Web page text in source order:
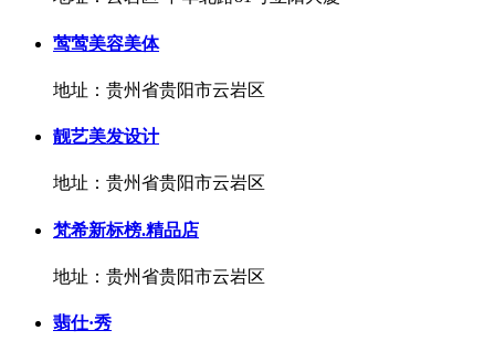
莺莺美容美体
地址：贵州省贵阳市云岩区
靓艺美发设计
地址：贵州省贵阳市云岩区
梵希新标榜.精品店
地址：贵州省贵阳市云岩区
翡仕·秀